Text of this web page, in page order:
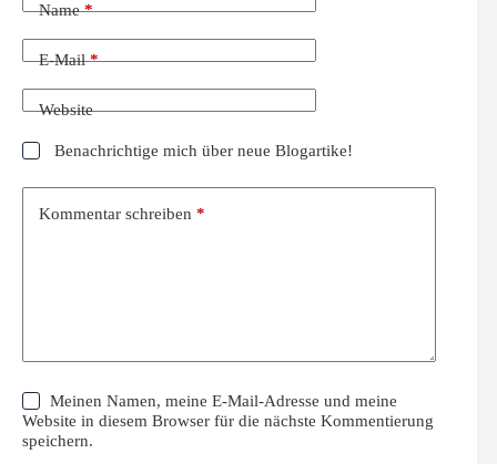
Name*
E-Mail*
Website
Benachrichtige mich über neue Blogartike!
Kommentar schreiben *
Meinen Namen, meine E-Mail-Adresse und meine
Website in diesem Browser für die nächste Kommentierung
speichern.